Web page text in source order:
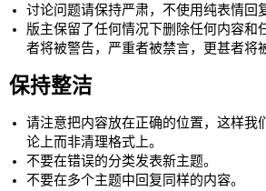
讨论问题请保持严肃，不使用纯表情回
版主保留了任何情况下删除任何内容和
者将被警告，严重者被禁言，更甚者将
保持整洁
请注意把内容放在正确的位置，这样我
论上而非清理格式上。
不要在错误的分类发表新主题。
不要在多个主题中回复同样的内容。